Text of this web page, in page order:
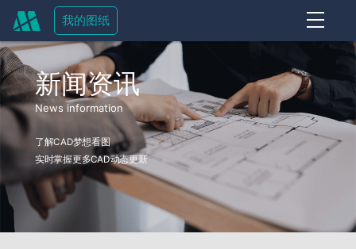
我的图纸
新闻资讯
News information
了解CAD梦想看图
实时掌握更多CAD动态更新